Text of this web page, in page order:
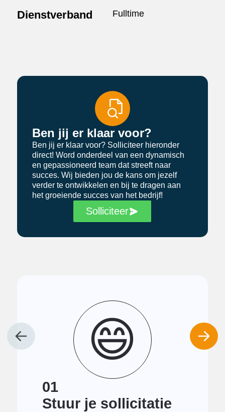
Dienstverband Fulltime
Ben jij er klaar voor?
Ben jij er klaar voor? Solliciteer hieronder
direct! Word onderdeel van een dynamisch
en gepassioneerd team dat streeft naar
succes. Wij bieden jou de kans om jezelf
verder te ontwikkelen en bij te dragen aan
het groeiende succes van het bedrijf!
Solliciteer
😄
01
Stuur je sollicitatie